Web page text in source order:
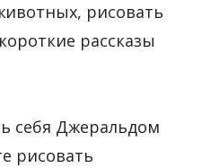
рисовать
рассказы
себя Джеральдом
рисовать